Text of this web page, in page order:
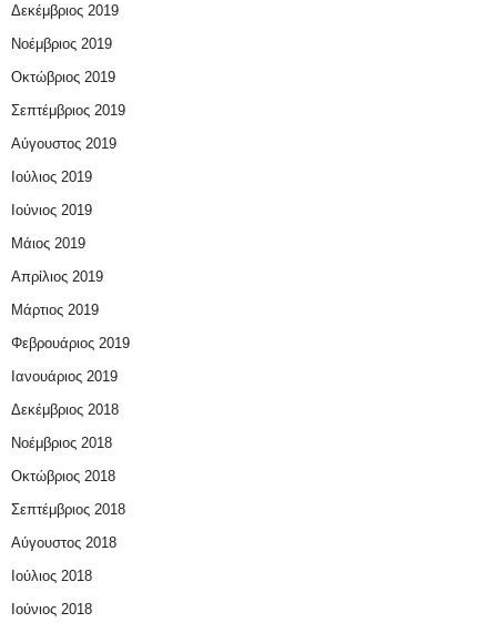
Δεκέμβριος 2019
Νοέμβριος 2019
Οκτώβριος 2019
Σεπτέμβριος 2019
Αύγουστος 2019
Ιούλιος 2019
Ιούνιος 2019
Μάιος 2019
Απρίλιος 2019
Μάρτιος 2019
Φεβρουάριος 2019
Ιανουάριος 2019
Δεκέμβριος 2018
Νοέμβριος 2018
Οκτώβριος 2018
Σεπτέμβριος 2018
Αύγουστος 2018
Ιούλιος 2018
Ιούνιος 2018